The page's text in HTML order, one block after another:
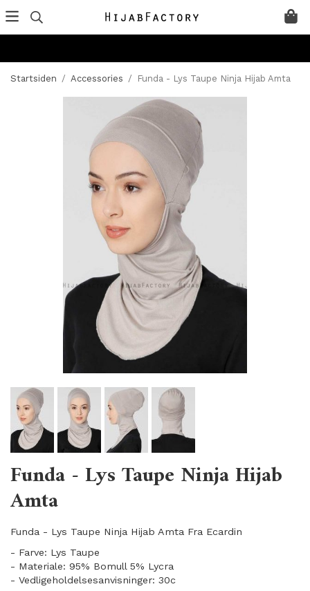
Startsiden / Accessories / Funda - Lys Taupe Ninja Hijab Amta
Funda - Lys Taupe Ninja Hijab
Amta
Funda - Lys Taupe Ninja Hijab Amta Fra Ecardin
- Farve: Lys Taupe
- Materiale: 95% Bomull 5% Lycra
- Vedligeholdelsesanvisninger: 30c